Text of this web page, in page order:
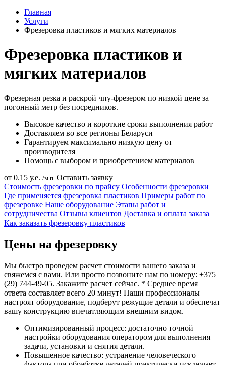
Главная
Услуги
Фрезеровка пластиков и мягких материалов
Фрезеровка пластиков и
мягких материалов
Фрезерная резка и раскрой чпу-фрезером по низкой цене за
погонный метр без посредников.
Высокое качество и короткие сроки выполнения работ
Доставляем во все регионы Беларуси
Гарантируем максимально низкую цену от
производителя
Помощь с выбором и приобретением материалов
от 0.15 у.е. /м.п. Оставить заявку
Стоимость фрезеровки по прайсу Особенности фрезеровки
Где применяется фрезеровка пластиков Примеры работ по
фрезеровке Наше оборудование Этапы работ и
сотрудничества Отзывы клиентов Доставка и оплата заказа
Как заказать фрезеровку пластиков
Цены на фрезеровку
Мы быстро проведем расчет стоимости вашего заказа и
свяжемся с вами. Или просто позвоните нам по номеру: +375
(29) 744-49-05. Закажите расчет сейчас. * Среднее время
ответа составляет всего 20 минут! Наши профессионалы
настроят оборудование, подберут режущие детали и обеспечат
вашу конструкцию впечатляющим внешним видом.
Оптимизированный процесс: достаточно точной
настройки оборудования оператором для выполнения
задачи, установки и снятия детали.
Повышенное качество: устранение человеческого